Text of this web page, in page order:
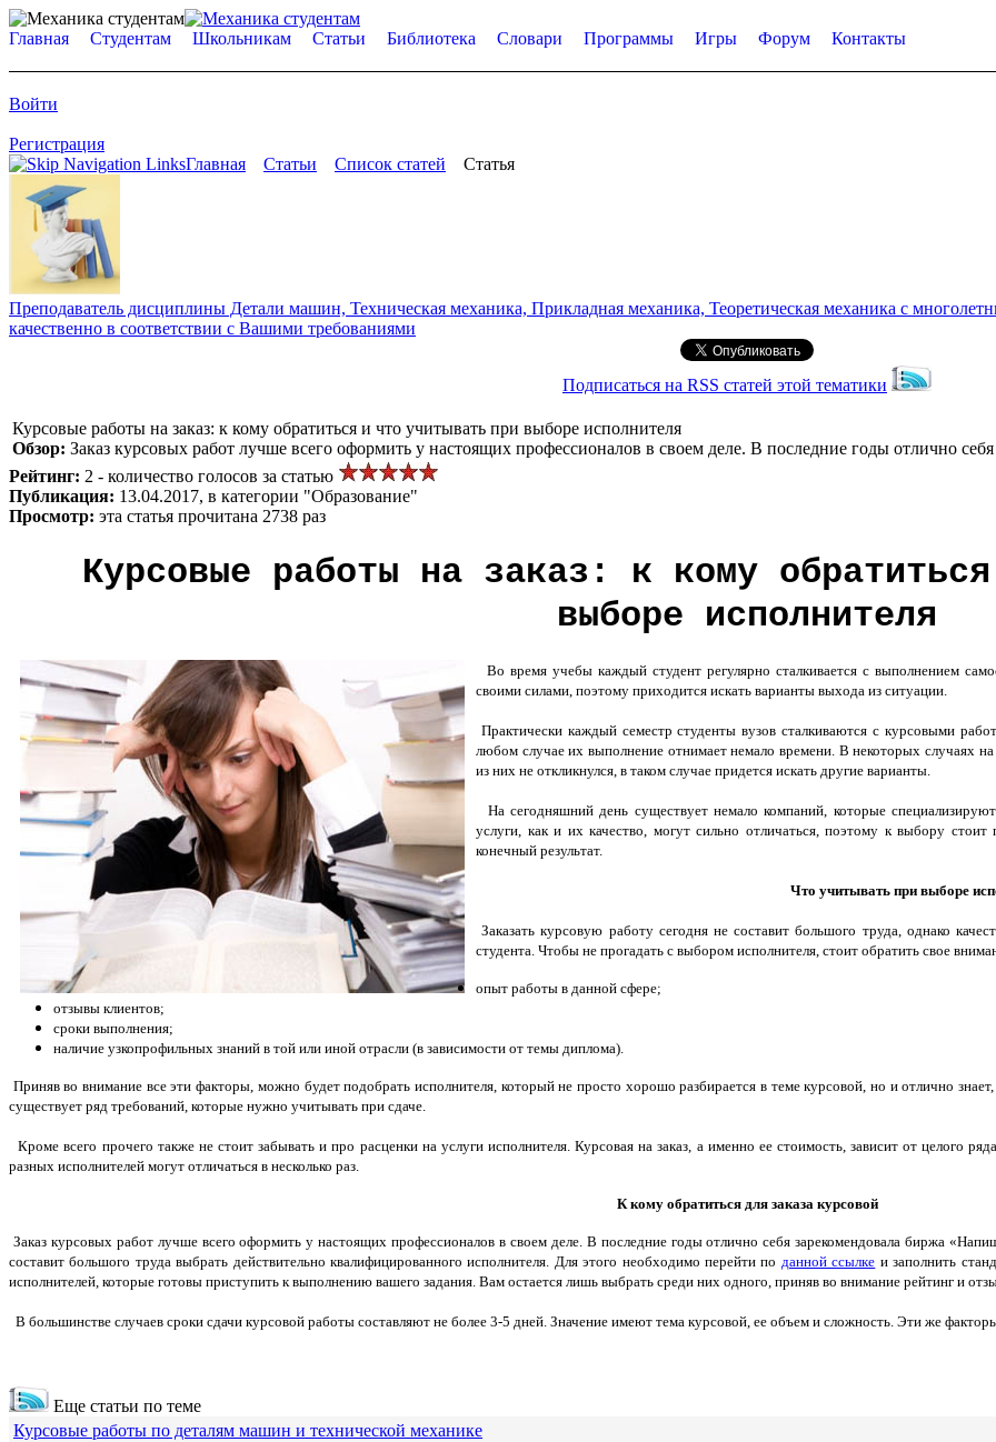
Главная Студентам Школьникам Статьи Библиотека Словари Программы Игры Форум Контакты
Войти
Регистрация
Главная
Статьи Список статей Статья
Преподаватель дисциплины Детали машин, Техническая механика, Прикладная механика, Теоретическая механика с
качественно в соответствии с Вашими требованиями
Подписаться на RSS статей этой тематики
Курсовые работы на заказ: к кому обратиться и что учитывать при выборе исполнителя
Обзор: Заказ курсовых работ лучше всего оформить у настоящих профессионалов в своем деле. В последние годы отлично
Рейтинг: 2 - количество голосов за статью
Публикация: 13.04.2017, в категории "Образование"
Просмотр: эта статья прочитана 2738 раз
Курсовые работы на заказ: к кому
выборе исполнителя
Во время учебы каждый студент регулярно сталкивается с выполнением
своими силами, поэтому приходится искать варианты выхода из ситуации.
Практически каждый семестр студенты вузов сталкиваются с курсовыми
любом случае их выполнение отнимает немало времени. В некоторых случаях
из них не откликнулся, в таком случае придется искать другие варианты.
На сегодняшний день существует немало компаний, которые
услуги, как и их качество, могут сильно отличаться, поэтому к выбору
конечный результат.
Что учитывать при выборе
Заказать курсовую работу сегодня не составит большого труда, однако
студента. Чтобы не прогадать с выбором исполнителя, стоит обратить свое
опыт работы в данной сфере;
отзывы клиентов;
сроки выполнения;
наличие узкопрофильных знаний в той или иной отрасли (в зависимости от темы диплома).
Приняв во внимание все эти факторы, можно будет подобрать исполнителя, который не просто хорошо разбирается в теме курсовой, но и отлично
существует ряд требований, которые нужно учитывать при сдаче.
Кроме всего прочего также не стоит забывать и про расценки на услуги исполнителя. Курсовая на заказ, а именно ее стоимость, зависит от целого
разных исполнителей могут отличаться в несколько раз.
К кому обратиться для заказа курсовой
Заказ курсовых работ лучше всего оформить у настоящих профессионалов в своем деле. В последние годы отлично себя зарекомендовала биржа
составит большого труда выбрать действительно квалифицированного исполнителя. Для этого необходимо перейти по данной ссылке и заполнить
исполнителей, которые готовы приступить к выполнению вашего задания. Вам остается лишь выбрать среди них одного, приняв во внимание рейтинг и
В большинстве случаев сроки сдачи курсовой работы составляют не более 3-5 дней. Значение имеют тема курсовой, ее объем и сложность. Эти же
Еще статьи по теме
Курсовые работы по деталям машин и технической механике